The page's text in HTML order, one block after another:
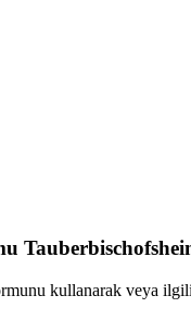
kullanarak veya